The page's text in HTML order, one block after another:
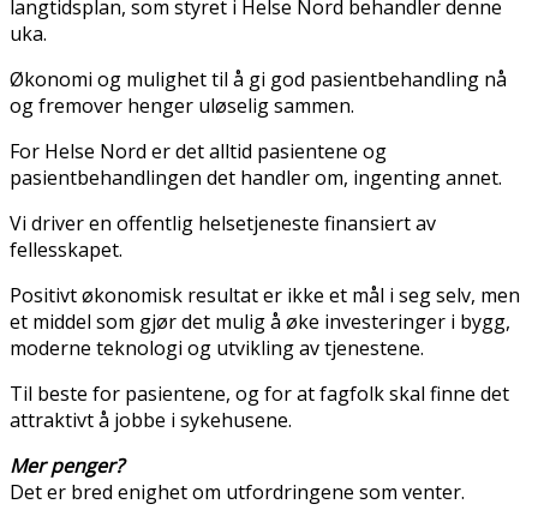
langtidsplan, som styret i Helse Nord behandler denne
uka.
Økonomi og mulighet til å gi god pasientbehandling nå
og fremover henger uløselig sammen.
For Helse Nord er det alltid pasientene og
pasientbehandlingen det handler om, ingenting annet.
Vi driver en offentlig helsetjeneste finansiert av
fellesskapet.
Positivt økonomisk resultat er ikke et mål i seg selv, men
et middel som gjør det mulig å øke investeringer i bygg,
moderne teknologi og utvikling av tjenestene.
Til beste for pasientene, og for at fagfolk skal finne det
attraktivt å jobbe i sykehusene.
Mer penger?
Det er bred enighet om utfordringene som venter.